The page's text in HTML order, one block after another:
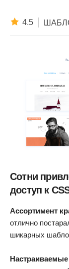
4.5
Сотни
доступ к
Ассортимент
отлично
шикарных